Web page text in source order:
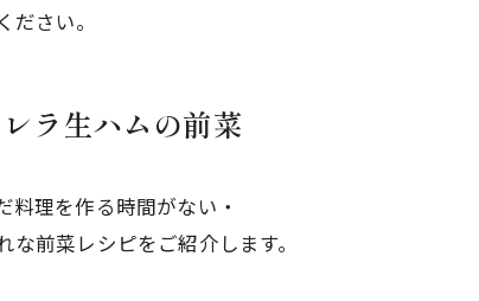
さい。
ラ生ハムの前菜
理を作る時間がない・
前菜レシピをご紹介します。